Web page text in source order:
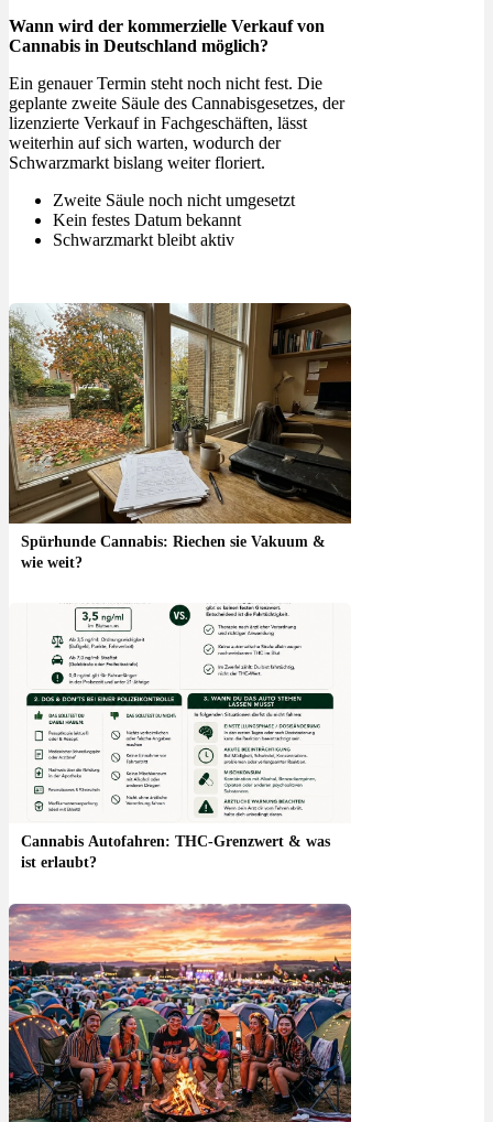
Wann wird der kommerzielle Verkauf von
Cannabis in Deutschland möglich?
Ein genauer Termin steht noch nicht fest. Die
geplante zweite Säule des Cannabisgesetzes, der
lizenzierte Verkauf in Fachgeschäften, lässt
weiterhin auf sich warten, wodurch der
Schwarzmarkt bislang weiter floriert.
Zweite Säule noch nicht umgesetzt
Kein festes Datum bekannt
Schwarzmarkt bleibt aktiv
Spürhunde Cannabis: Riechen sie Vakuum &
wie weit?
Cannabis Autofahren: THC-Grenzwert & was
ist erlaubt?